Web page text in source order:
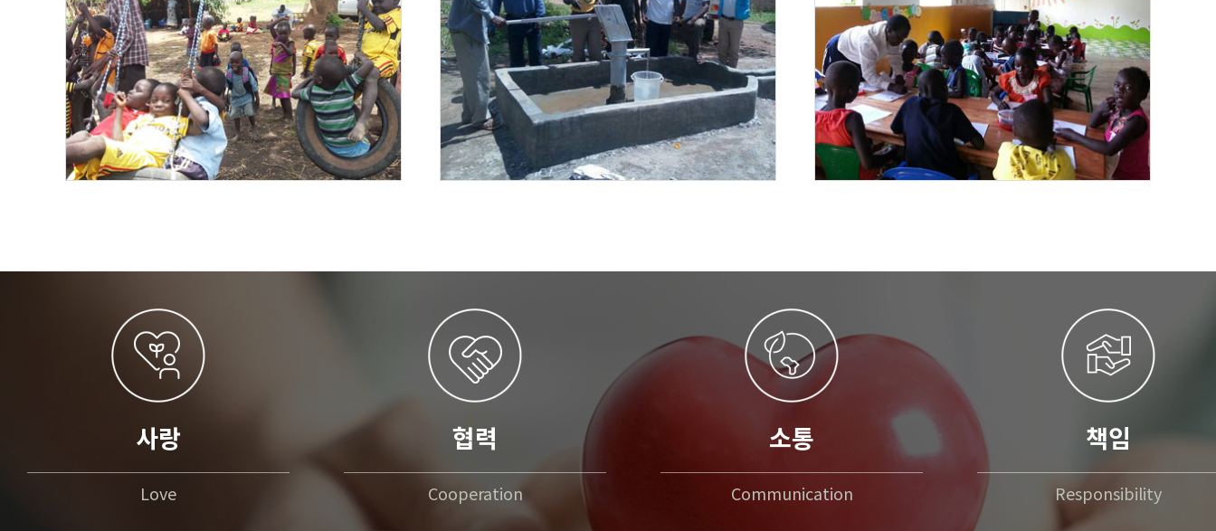
사랑
Love
협력
Cooperation
소통
Communication
책임
Responsibility